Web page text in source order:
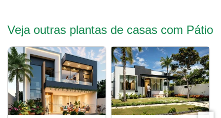
Veja outras plantas de casas com Pátio